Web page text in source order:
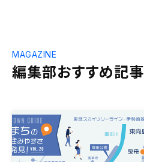
編集部おすすめ記事
MAGAZINE